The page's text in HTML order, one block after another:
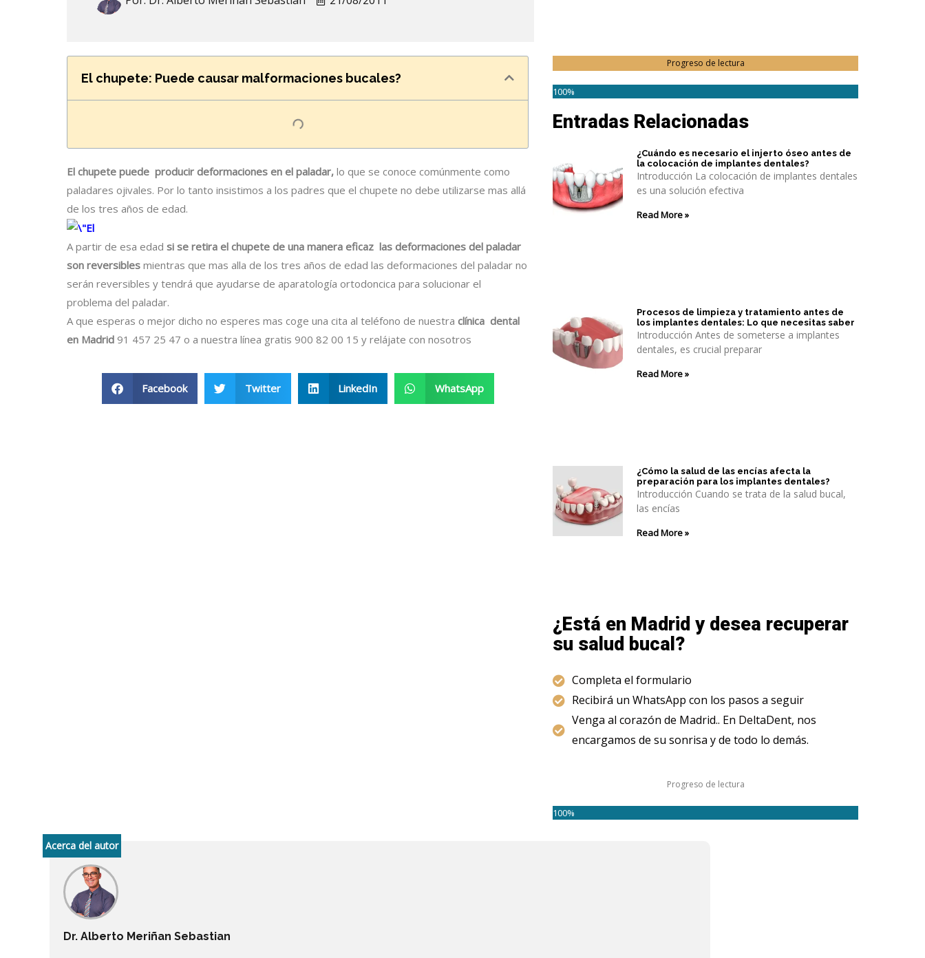
El chupete: Puede causar malformaciones bucales?
El chupete puede producir deformaciones en el paladar, lo que se conoce comúnmente como
paladares ojivales. Por lo tanto insistimos a los padres que el chupete no debe utilizarse mas allá
de los tres años de edad.
A partir de esa edad si se retira el chupete de una manera eficaz las deformaciones del paladar
son reversibles mientras que mas alla de los tres años de edad las deformaciones del paladar no
serán reversibles y tendrá que ayudarse de aparatología ortodoncica para solucionar el
problema del paladar.
A que esperas o mejor dicho no esperes mas coge una cita al teléfono de nuestra clínica dental
en Madrid 91 457 25 47 o a nuestra línea gratis 900 82 00 15 y relájate con nosotros
Facebook Twitter LinkedIn WhatsApp
Progreso de lectura
100%
Entradas Relacionadas
¿Cuándo es necesario el injerto óseo antes de
la colocación de implantes dentales?
Introducción La colocación de implantes dentales
es una solución efectiva
Read More »
Procesos de limpieza y tratamiento antes de
los implantes dentales: Lo que necesitas saber
Introducción Antes de someterse a implantes
dentales, es crucial preparar
Read More »
¿Cómo la salud de las encías afecta la
preparación para los implantes dentales?
Introducción Cuando se trata de la salud bucal,
las encías
Read More »
¿Está en Madrid y desea recuperar
su salud bucal?
Completa el formulario
Recibirá un WhatsApp con los pasos a seguir
Venga al corazón de Madrid.. En DeltaDent, nos
encargamos de su sonrisa y de todo lo demás.
Progreso de lectura
100%
Acerca del autor
Dr. Alberto Meriñan Sebastian